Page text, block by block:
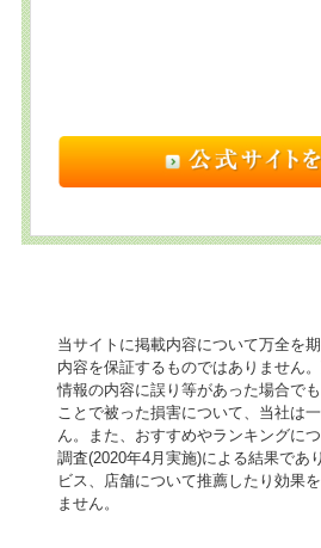
当サイトに掲載内容について万全を
内容を保証するものではありません
情報の内容に誤り等があった場合で
ことで被った損害について、当社は
ん。また、おすすめやランキングに
調査(2020年4月実施)による結果であ
ビス、店舗について推薦したり効果
ません。